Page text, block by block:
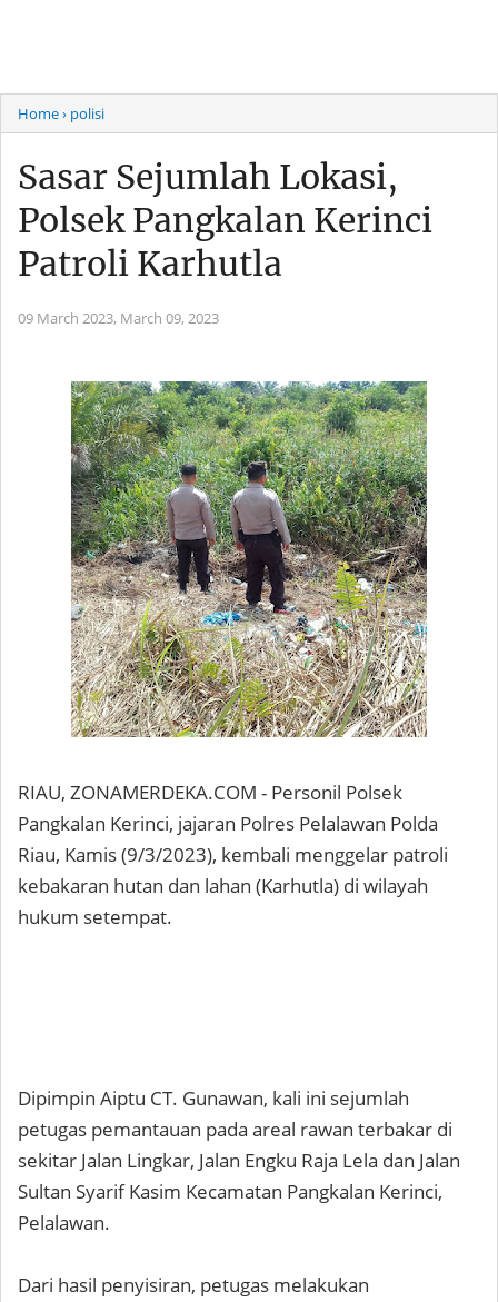
Home› polisi
Sasar Sejumlah Lokasi,
Polsek Pangkalan Kerinci
Patroli Karhutla
09 March 2023, March 09, 2023
RIAU, ZONAMERDEKA.COM - Personil Polsek
Pangkalan Kerinci, jajaran Polres Pelalawan Polda
Riau, Kamis (9/3/2023), kembali menggelar patroli
kebakaran hutan dan lahan (Karhutla) di wilayah
hukum setempat.
Dipimpin Aiptu CT. Gunawan, kali ini sejumlah
petugas pemantauan pada areal rawan terbakar di
sekitar Jalan Lingkar, Jalan Engku Raja Lela dan Jalan
Sultan Syarif Kasim Kecamatan Pangkalan Kerinci,
Pelalawan.
Dari hasil penyisiran, petugas melakukan